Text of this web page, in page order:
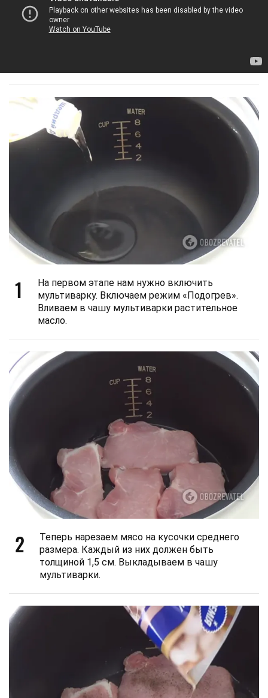
1
На первом этапе нам нужно включить
мультиварку. Включаем режим «Подогрев».
Вливаем в чашу мультиварки растительное
масло.
2
Теперь нарезаем мясо на кусочки среднего
размера. Каждый из них должен быть
толщиной 1,5 см. Выкладываем в чашу
мультиварки.